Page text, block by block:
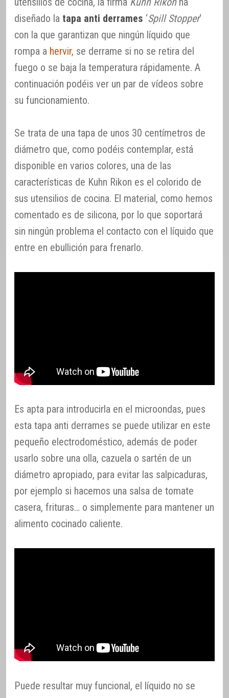
diseñado la tapa anti derrames ‘Spill Stopper‘
con la que garantizan que ningún líquido que
rompa a hervir, se derrame si no se retira del
fuego o se baja la temperatura rápidamente. A
continuación podéis ver un par de vídeos sobre
su funcionamiento.
Se trata de una tapa de unos 30 centímetros de
diámetro que, como podéis contemplar, está
disponible en varios colores, una de las
características de Kuhn Rikon es el colorido de
sus utensilios de cocina. El material, como hemos
comentado es de silicona, por lo que soportará
sin ningún problema el contacto con el líquido que
entre en ebullición para frenarlo.
Es apta para introducirla en el microondas, pues
esta tapa anti derrames se puede utilizar en este
pequeño electrodoméstico, además de poder
usarlo sobre una olla, cazuela o sartén de un
diámetro apropiado, para evitar las salpicaduras,
por ejemplo si hacemos una salsa de tomate
casera, frituras… o simplemente para mantener un
alimento cocinado caliente.
Puede resultar muy funcional, el líquido no se